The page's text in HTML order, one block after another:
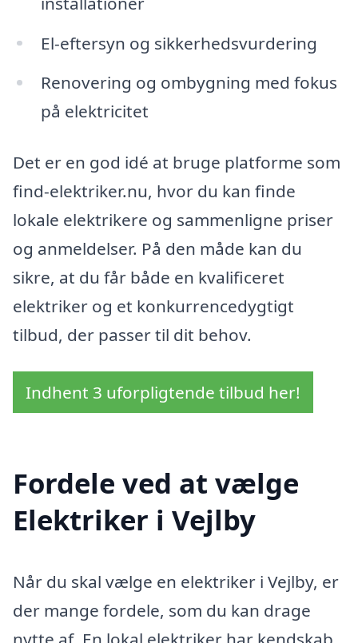
El-eftersyn og sikkerhedsvurdering
Renovering og ombygning med fokus
på elektricitet
Det er en god idé at bruge platforme som
find-elektriker.nu, hvor du kan finde
lokale elektrikere og sammenligne priser
og anmeldelser. På den måde kan du
sikre, at du får både en kvalificeret
elektriker og et konkurrencedygtigt
tilbud, der passer til dit behov.
Indhent 3 uforpligtende tilbud her!
Fordele ved at vælge
Elektriker i Vejlby
Når du skal vælge en elektriker i Vejlby, er
der mange fordele, som du kan drage